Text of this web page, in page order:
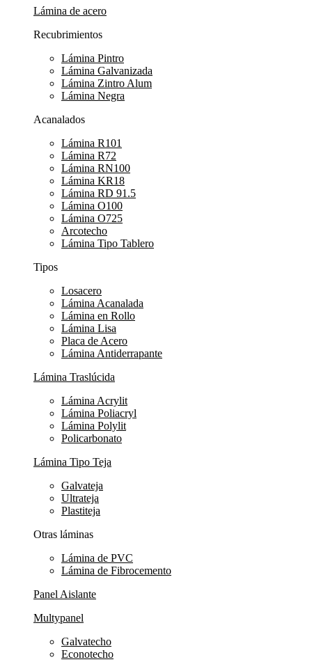
Lámina de acero
Recubrimientos
Lámina Pintro
Lámina Galvanizada
Lámina Zintro Alum
Lámina Negra
Acanalados
Lámina R101
Lámina R72
Lámina RN100
Lámina KR18
Lámina RD 91.5
Lámina O100
Lámina O725
Arcotecho
Lámina Tipo Tablero
Tipos
Losacero
Lámina Acanalada
Lámina en Rollo
Lámina Lisa
Placa de Acero
Lámina Antiderrapante
Lámina Traslúcida
Lámina Acrylit
Lámina Poliacryl
Lámina Polylit
Policarbonato
Lámina Tipo Teja
Galvateja
Ultrateja
Plastiteja
Otras láminas
Lámina de PVC
Lámina de Fibrocemento
Panel Aislante
Multypanel
Galvatecho
Econotecho